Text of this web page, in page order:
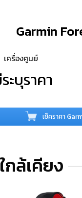
Garmin
เครื่องศูนย์
ะบุราคา
เช็คราคา
กล้เคียง